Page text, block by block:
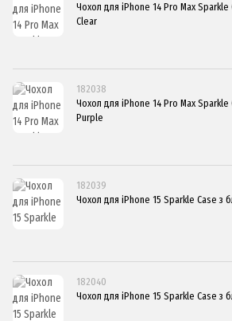
Чохол для iPhone 14 Pro Max Sparkle
Clear
182038
Чохол для iPhone 14 Pro Max Sparkle
Purple
182039
Чохол для iPhone 15 Sparkle Case з
182040
Чохол для iPhone 15 Sparkle Case з